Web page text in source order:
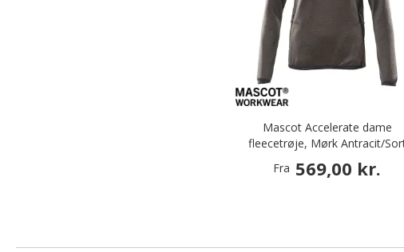
Mascot Accelerate dame
fleecetrøje, Mørk Antracit/
Fra 569,00 kr.